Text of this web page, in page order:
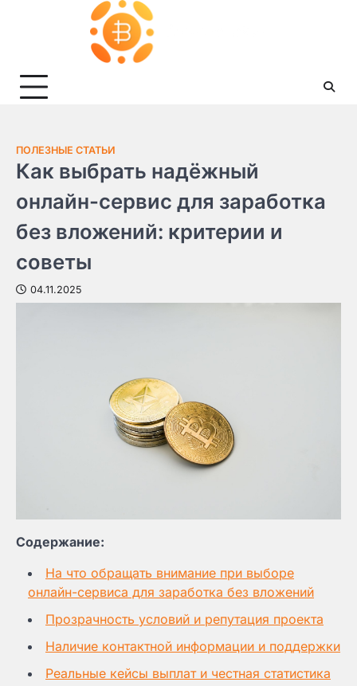
ПОЛЕЗНЫЕ СТАТЬИ
Как выбрать надёжный
онлайн-сервис для заработка
без вложений: критерии и
советы
04.11.2025
Содержание:
На что обращать внимание при выборе
онлайн-сервиса для заработка без вложений
Прозрачность условий и репутация проекта
Наличие контактной информации и поддержки
Реальные кейсы выплат и честная статистика